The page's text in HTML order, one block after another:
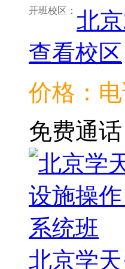
开班校区： 北
查看校区
价格：
免费通话
北京学